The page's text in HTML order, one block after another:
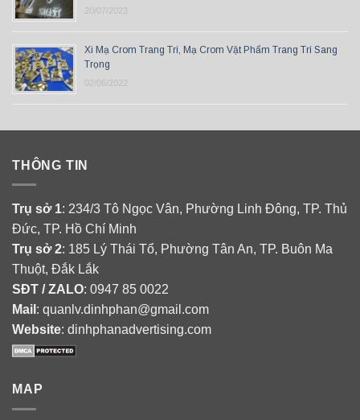
20/07/2023
Xi Mạ Crom Trang Trí, Mạ Crom Vật Phẩm Trang Trí Sang
Trọng
02/06/2022
THÔNG TIN
Trụ sở 1: 234/3 Tô Ngọc Vân, Phường Linh Đông, TP. Thủ
Đức, TP. Hồ Chí Minh
Trụ sở 2: 185 Lý Thái Tổ, Phường Tân An, TP. Buôn Ma
Thuột, Đắk Lắk
SĐT / ZALO: 0947 85 0022
Mail : quanlv.dinhphan@gmail.com
Website: dinhphanadvertising.com
MAP